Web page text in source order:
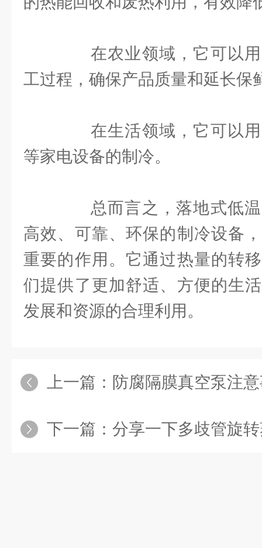
在农业领域，它可以用
工过程，确保产品质量和延长保
在生活领域，它可以用
等家电设备的制冷。
总而言之，落地式低温
高效、可靠、环保的制冷设备
重要的作用。它通过热量的转
们提供了更加舒适、方便的生
发展和资源的合理利用。
上一篇： 防腐隔膜真空泵注
下一篇： 分享一下多歧管旋转蒸